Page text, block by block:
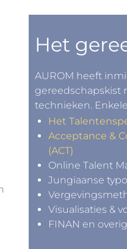
Het
AUROM heeft
gereedschapskist
technieken.
Het
Acceptance &
(ACT)
Online Talent
Jungiaanse
Visualisaties &
FINAN en